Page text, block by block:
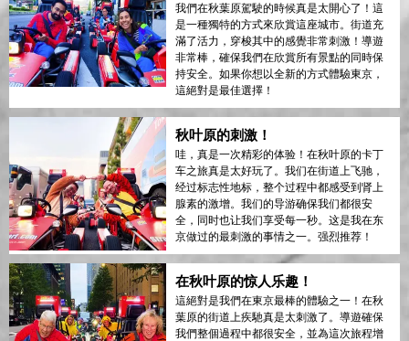
我們在秋葉原駕駛的時候真是太開心了！這
是一種獨特的方式來欣賞這座城市。街道充
滿了活力，穿梭其中的感覺非常刺激！導遊
非常棒，確保我們在欣賞所有景點的同時保
持安全。如果你想以全新的方式體驗東京，
這絕對是最佳選擇！
秋叶原的刺激！
哇，真是一次精彩的体验！在秋叶原的卡丁
车之旅真是太好玩了。我们在街道上飞驰，
经过标志性地标，整个过程中都感受到肾上
腺素的激增。我们的导游确保我们都很安
全，同时也让我们享受每一秒。这是我在东
京做过的最刺激的事情之一。强烈推荐！
在秋叶原的惊人乐趣！
這絕對是我們在東京最棒的體驗之一！在秋
葉原的街道上疾馳真是太刺激了。導遊確保
我們整個過程中都很安全，並為這次旅程增